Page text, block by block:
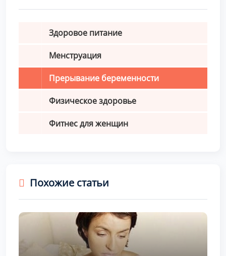
Здоровое питание
Менструация
Прерывание беременности
Физическое здоровье
Фитнес для женщин
Похожие статьи